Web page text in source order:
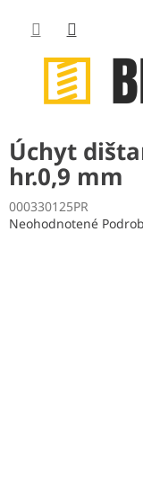
obsah
Úchyt
hr.0,9 mm
000330125PR
Priemerné
Neohodnotené